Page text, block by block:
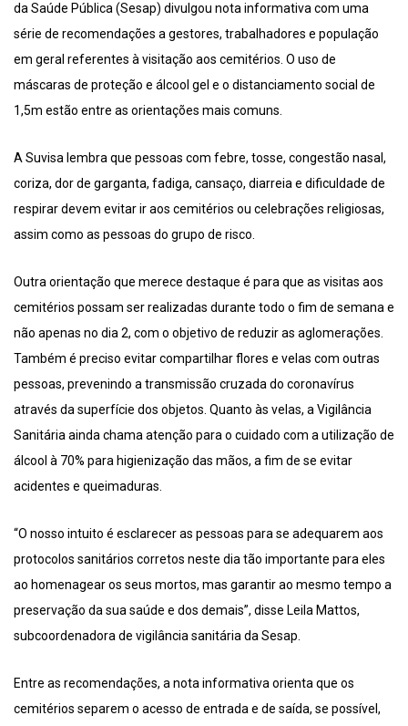
da Saúde Pública (Sesap) divulgou nota informativa com uma
série de recomendações a gestores, trabalhadores e população
em geral referentes à visitação aos cemitérios. O uso de
máscaras de proteção e álcool gel e o distanciamento social de
1,5m estão entre as orientações mais comuns.
A Suvisa lembra que pessoas com febre, tosse, congestão nasal,
coriza, dor de garganta, fadiga, cansaço, diarreia e dificuldade de
respirar devem evitar ir aos cemitérios ou celebrações religiosas,
assim como as pessoas do grupo de risco.
Outra orientação que merece destaque é para que as visitas aos
cemitérios possam ser realizadas durante todo o fim de semana e
não apenas no dia 2, com o objetivo de reduzir as aglomerações.
Também é preciso evitar compartilhar flores e velas com outras
pessoas, prevenindo a transmissão cruzada do coronavírus
através da superfície dos objetos. Quanto às velas, a Vigilância
Sanitária ainda chama atenção para o cuidado com a utilização de
álcool à 70% para higienização das mãos, a fim de se evitar
acidentes e queimaduras.
“O nosso intuito é esclarecer as pessoas para se adequarem aos
protocolos sanitários corretos neste dia tão importante para eles
ao homenagear os seus mortos, mas garantir ao mesmo tempo a
preservação da sua saúde e dos demais”, disse Leila Mattos,
subcoordenadora de vigilância sanitária da Sesap.
Entre as recomendações, a nota informativa orienta que os
cemitérios separem o acesso de entrada e de saída, se possível,